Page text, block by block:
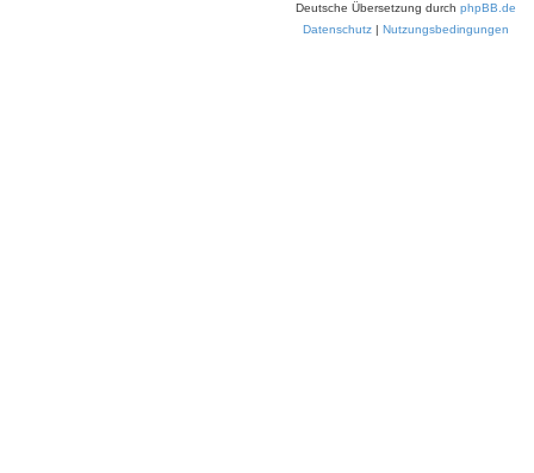
Deutsche Übersetzung durch phpBB.de
Datenschutz | Nutzungsbedingungen